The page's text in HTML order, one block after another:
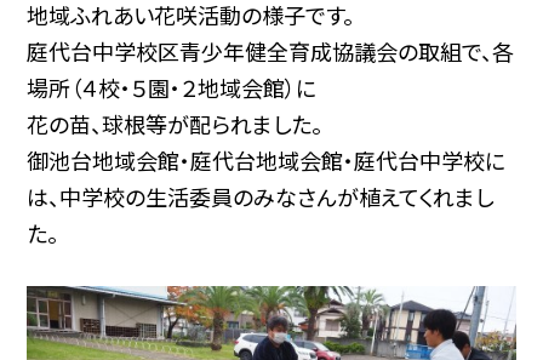
地域ふれあい花咲活動の様子です。
庭代台中学校区青少年健全育成協議会の取組で、各
場所（４校・５園・２地域会館）に
花の苗、球根等が配られました。
御池台地域会館・庭代台地域会館・庭代台中学校に
は、中学校の生活委員のみなさんが植えてくれまし
た。